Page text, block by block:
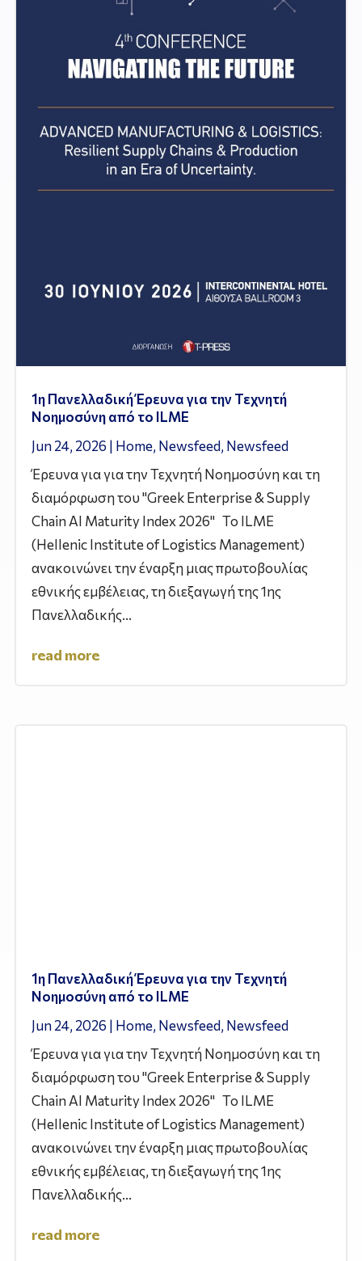
1η Πανελλαδική Έρευνα για την Τεχνητή
Νοημοσύνη από το ILME
Jun 24, 2026 | Home, Newsfeed, Newsfeed
Έρευνα για για την Τεχνητή Νοημοσύνη και τη
διαμόρφωση του "Greek Enterprise & Supply
Chain AI Maturity Index 2026" Το ILME
(Hellenic Institute of Logistics Management)
ανακοινώνει την έναρξη μιας πρωτοβουλίας
εθνικής εμβέλειας, τη διεξαγωγή της 1ης
Πανελλαδικής...
read more
1η Πανελλαδική Έρευνα για την Τεχνητή
Νοημοσύνη από το ILME
Jun 24, 2026 | Home, Newsfeed, Newsfeed
Έρευνα για για την Τεχνητή Νοημοσύνη και τη
διαμόρφωση του "Greek Enterprise & Supply
Chain AI Maturity Index 2026" Το ILME
(Hellenic Institute of Logistics Management)
ανακοινώνει την έναρξη μιας πρωτοβουλίας
εθνικής εμβέλειας, τη διεξαγωγή της 1ης
Πανελλαδικής...
read more